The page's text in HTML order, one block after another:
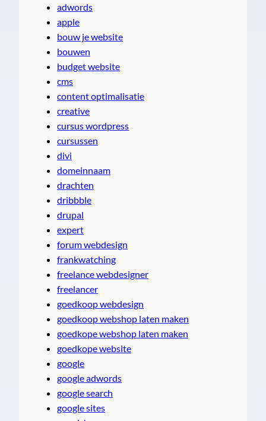
adwords
apple
bouw je website
bouwen
budget website
cms
content optimalisatie
creative
cursus wordpress
cursussen
divi
domeinnaam
drachten
dribbble
drupal
expert
forum webdesign
frankwatching
freelance webdesigner
freelancer
goedkoop webdesign
goedkoop webshop laten maken
goedkope webshop laten maken
goedkope website
google
google adwords
google search
google sites